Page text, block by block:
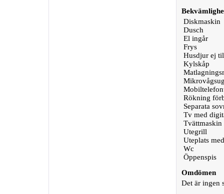
Diskmaskin
Dusch
El ingår
Frys
Husdjur ej
Kylskåp
Rökning
Separata
Tv med
Tvättmaskin
Utegrill
Uteplats
Wc
Öppenspis
Omdömen
Det är ingen